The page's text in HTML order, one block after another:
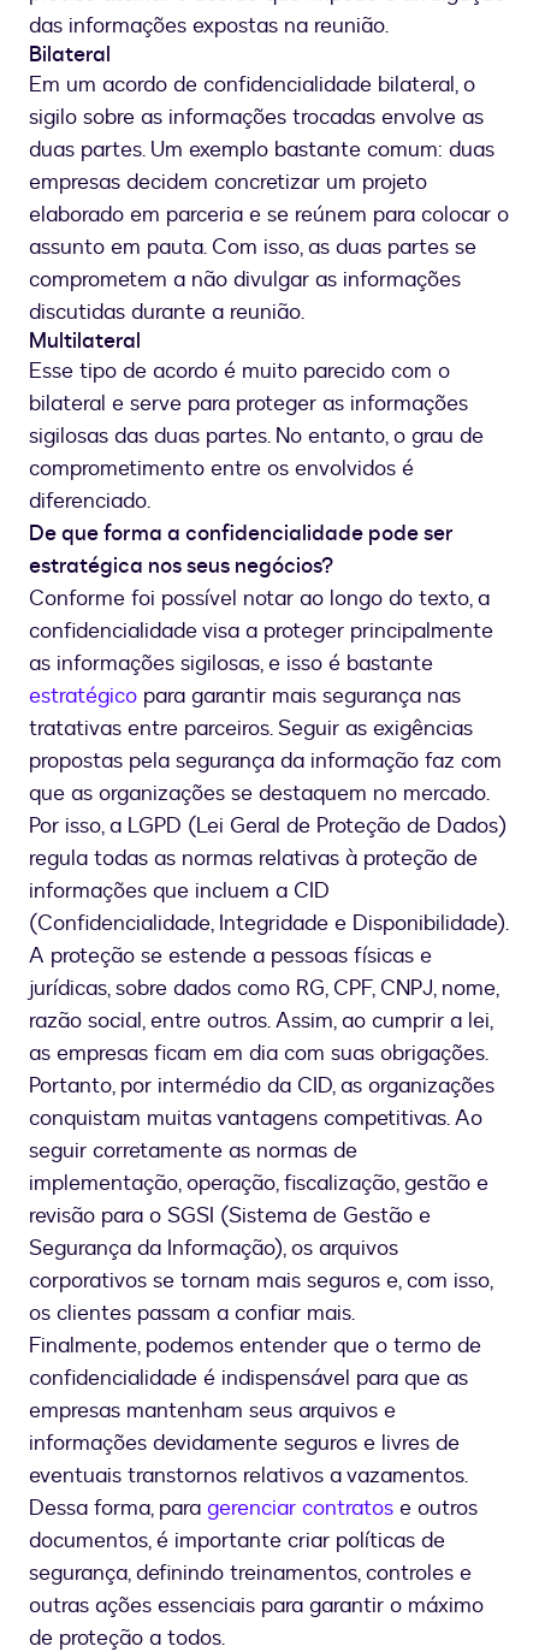
das informações expostas na reunião.
Bilateral
Em um acordo de confidencialidade bilateral, o
sigilo sobre as informações trocadas envolve as
duas partes. Um exemplo bastante comum: duas
empresas decidem concretizar um projeto
elaborado em parceria e se reúnem para colocar o
assunto em pauta. Com isso, as duas partes se
comprometem a não divulgar as informações
discutidas durante a reunião.
Multilateral
Esse tipo de acordo é muito parecido com o
bilateral e serve para proteger as informações
sigilosas das duas partes. No entanto, o grau de
comprometimento entre os envolvidos é
diferenciado.
De que forma a confidencialidade pode ser
estratégica nos seus negócios?
Conforme foi possível notar ao longo do texto, a
confidencialidade visa a proteger principalmente
as informações sigilosas, e isso é bastante
estratégico para garantir mais segurança nas
tratativas entre parceiros. Seguir as exigências
propostas pela segurança da informação faz com
que as organizações se destaquem no mercado.
Por isso, a LGPD (Lei Geral de Proteção de Dados)
regula todas as normas relativas à proteção de
informações que incluem a CID
(Confidencialidade, Integridade e Disponibilidade).
A proteção se estende a pessoas físicas e
jurídicas, sobre dados como RG, CPF, CNPJ, nome,
razão social, entre outros. Assim, ao cumprir a lei,
as empresas ficam em dia com suas obrigações.
Portanto, por intermédio da CID, as organizações
conquistam muitas vantagens competitivas. Ao
seguir corretamente as normas de
implementação, operação, fiscalização, gestão e
revisão para o SGSI (Sistema de Gestão e
Segurança da Informação), os arquivos
corporativos se tornam mais seguros e, com isso,
os clientes passam a confiar mais.
Finalmente, podemos entender que o termo de
confidencialidade é indispensável para que as
empresas mantenham seus arquivos e
informações devidamente seguros e livres de
eventuais transtornos relativos a vazamentos.
Dessa forma, para gerenciar contratos e outros
documentos, é importante criar políticas de
segurança, definindo treinamentos, controles e
outras ações essenciais para garantir o máximo
de proteção a todos.